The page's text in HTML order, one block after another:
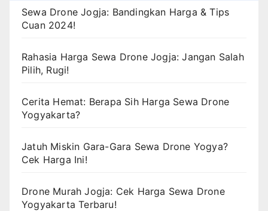
Sewa Drone Jogja: Bandingkan Harga & Tips
Cuan 2024!
Rahasia Harga Sewa Drone Jogja: Jangan Salah
Pilih, Rugi!
Cerita Hemat: Berapa Sih Harga Sewa Drone
Yogyakarta?
Jatuh Miskin Gara-Gara Sewa Drone Yogya?
Cek Harga Ini!
Drone Murah Jogja: Cek Harga Sewa Drone
Yogyakarta Terbaru!